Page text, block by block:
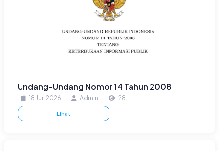
Undang-Undang Nomor 14 Tahun 2008
18 Jun 2026 Admin 28
Lihat